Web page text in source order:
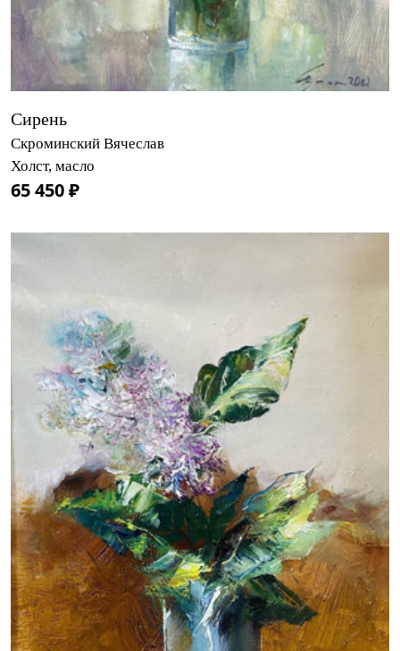
Сирень
Скроминский Вячеслав
Холст, масло
65 450 ₽